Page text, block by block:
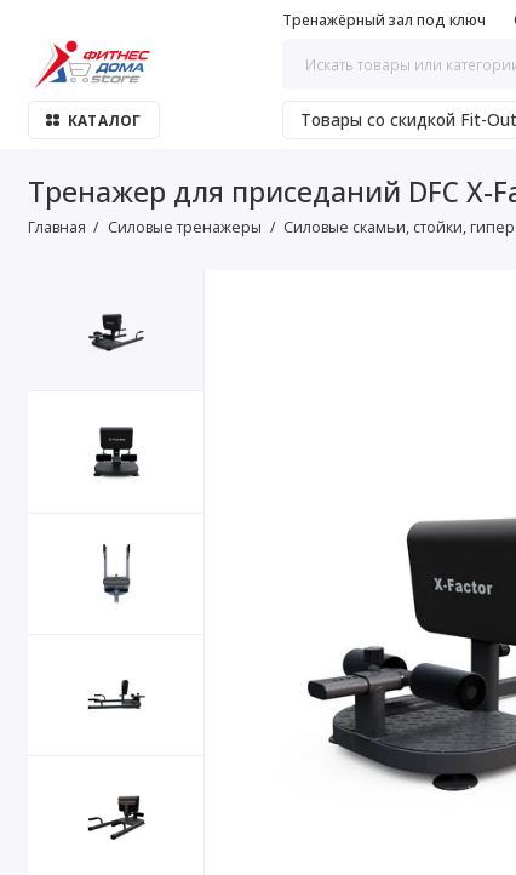
Тренажёрный зал под ключ
КАТАЛОГ Товары со скидкой Fit-
Тренажер для приседаний DFC X-
Главная Силовые тренажеры Силовые скамьи, стойки,